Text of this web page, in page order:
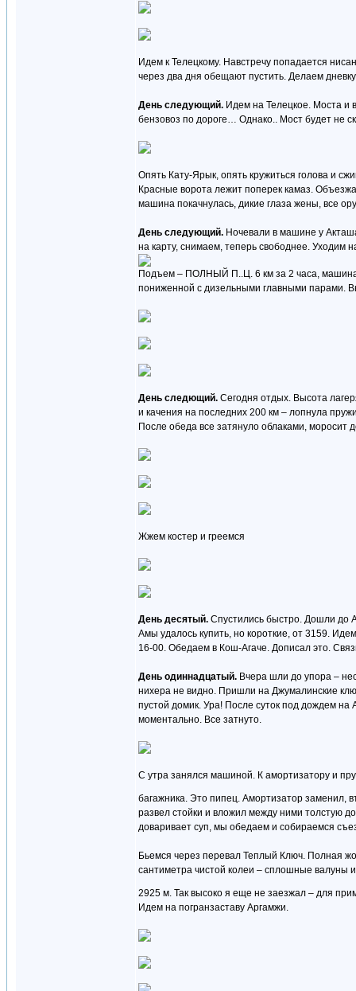
Идем к Телецкому. Навстречу попадается
через два дня обещают пустить. Делаем
День следующий. Идем на Телецкое. Моста и
бензовоз по дороге… Однако.. Мост будет не
Опять Кату-Ярык, опять кружиться голова и
Красные ворота лежит поперек камаз.
машина покачнулась, дикие глаза жены, все
День следующий. Ночевали в машине у
на карту, снимаем, теперь свободнее. Уходим
Подъем – ПОЛНЫЙ П..Ц. 6 км за 2 часа, машина
пониженной с дизельными главными парами.
День следющий. Сегодня отдых. Высота
и качения на последних 200 км – лопнула
После обеда все затянуло облаками, моросит
Жжем костер и греемся
День десятый. Спустились быстро. Дошли до
Амы удалось купить, но короткие, от 3159.
16-00. Обедаем в Кош-Агаче. Дописал это.
День одиннадцатый. Вчера шли до упора –
нихера не видно. Пришли на Джумалинские
пустой домик. Ура! После суток под дождем на
моментально. Все затнуто.
С утра занялся машиной. К амортизатору и
багажника. Это пипец. Амортизатор заменил,
развел стойки и вложил между ними толстую
доваривает суп, мы обедаем и собираемся
Бьемся через перевал Теплый Ключ. Полная
сантиметра чистой колеи – сплошные валуны
2925 м. Так высоко я еще не заезжал – для
Идем на погранзаставу Аргамжи.